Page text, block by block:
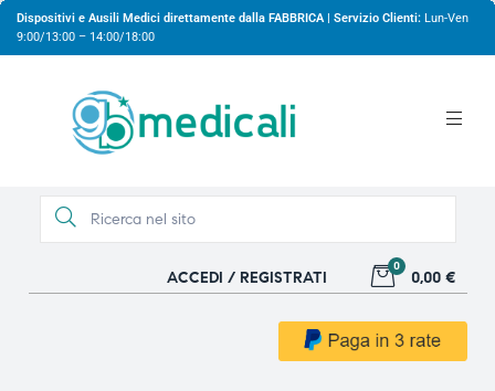
Dispositivi e Ausili Medici direttamente dalla FABBRICA | Servizio Clienti: Lun-Ven
9:00/13:00 – 14:00/18:00
ACCEDI / REGISTRATI
0
0,00 €